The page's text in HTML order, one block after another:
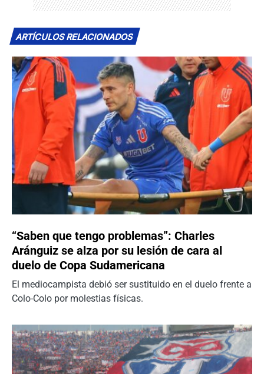
ARTÍCULOS RELACIONADOS
“Saben que tengo problemas”: Charles
Aránguiz se alza por su lesión de cara al
duelo de Copa Sudamericana
El mediocampista debió ser sustituido en el duelo frente a
Colo-Colo por molestias físicas.